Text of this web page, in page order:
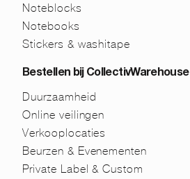
Noteblocks
Notebooks
Stickers & washitape
Bestellen bij CollectivWarehouse
Duurzaamheid
Online veilingen
Verkooplocaties
Beurzen & Evenementen
Private Label & Custom